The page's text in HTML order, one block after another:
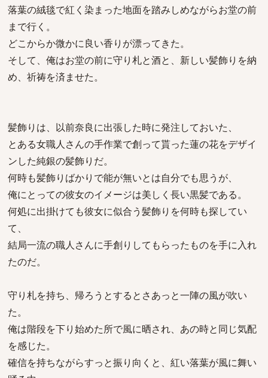
落葉の絨毯で紅く染まった地面を踏みしめながらお堂の前
まで行く。
どこからか微かに良い香りが漂ってきた。
そして、俺はお堂の前に守り札と酒と、新しい髪飾りを納
め、祈祷を済ませた。
髪飾りは、以前奈良に出張した時に発注しておいた、
とある女職人さんの手作業で創って貰った蓮の花をデザイ
ンした純銀の髪飾りだ。
何時も髪飾りばかりで能が無いとは自分でも思うが、
俺にとっての彼女のイメージは美しく長い黒髪である。
何処に出掛けても彼女に似合う髪飾りを何時も探してい
て、
結局一流の職人さんに手創りしてもらったものを手に入れ
たのだ。
守り札を持ち、帰ろうとするとさあっと一陣の風が吹い
た。
俺は階段を下り始めた所で風に晒され、あの時と同じ気配
を感じた。
確信を持ちながらすっと振り向くと、紅い落葉が風に舞い